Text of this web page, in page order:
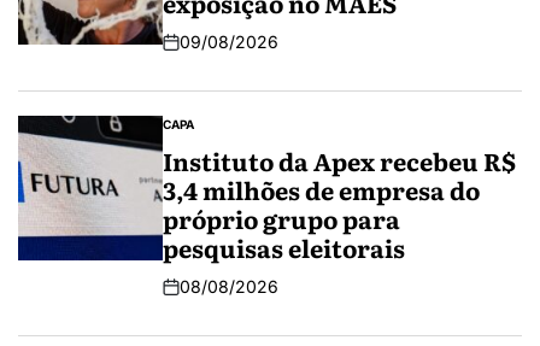
09/08/2026
CAPA
Instituto da Apex recebeu R$
3,4 milhões de empresa do
próprio grupo para
pesquisas eleitorais
08/08/2026